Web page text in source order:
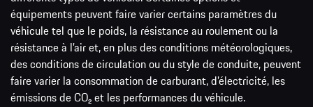
équipements peuvent faire varier certains paramètres du
véhicule tel que le poids, la résistance au roulement ou la
résistance à l’air et, en plus des conditions météorologiques,
des conditions de circulation ou du style de conduite, peuvent
faire varier la consommation de carburant, d’électricité, les
émissions de CO₂ et les performances du véhicule.